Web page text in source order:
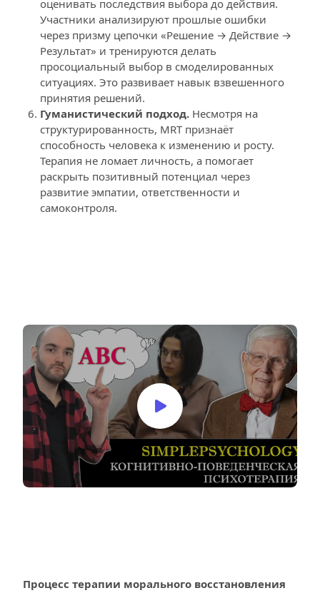
оценивать последствия выбора до действия.
Участники анализируют прошлые ошибки
через призму цепочки «Решение → Действие →
Результат» и тренируются делать
просоциальный выбор в смоделированных
ситуациях. Это развивает навык взвешенного
принятия решений.
Гуманистический подход. Несмотря на
структурированность, MRT признаёт
способность человека к изменению и росту.
Терапия не ломает личность, а помогает
раскрыть позитивный потенциал через
развитие эмпатии, ответственности и
самоконтроля.
Процесс терапии морального восстановления